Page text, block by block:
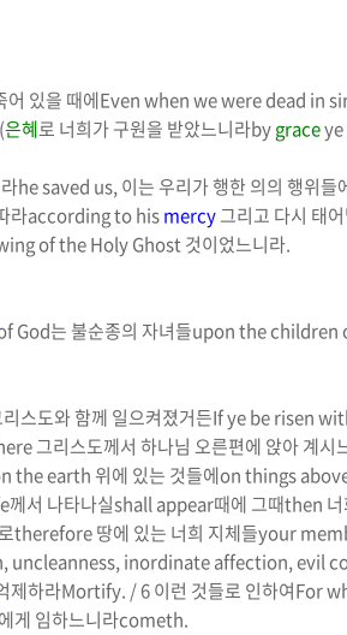
어 있을 때에Even when we were dead in
은혜로 너희가 구원을 받았느니라bygrace
he saved us, 이는 우리가 행한 의의 행위들
라according to hismercy그리고 다시 태
of the Holy Ghost것이었느니라.
God는 불순종의 자녀들upon the children
스도와 함께 일으켜졌거든If ye be risen
그리스도께서 하나님 오른편에 앉아 계시
the earth 위에 있는 것들에on things
께서 나타나실shall appear때에 그때then
therefore땅에 있는 너희 지체들your
uncleanness, inordinate affection, evil
제하라Mortify. / 6이런 것들로 인하여For
에게 임하느니라cometh.